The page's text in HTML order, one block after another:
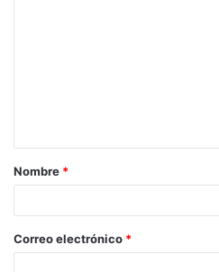
a
r
*
Nombre *
Correo electrónico *